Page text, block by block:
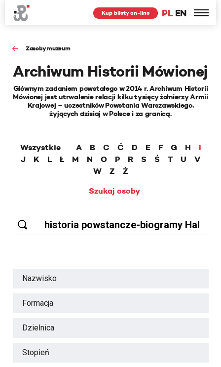
PL EN
Kup bilety on-line
Zasoby muzeum
Archiwum Historii Mówionej
Głównym zadaniem powstałego w 2014 r. Archiwum Historii
Mówionej jest utrwalenie relacji kilku tysięcy żołnierzy Armii
Krajowej – uczestników Powstania Warszawskiego,
żyjących dzisiaj w Polsce i za granicą.
Wszystkie A B C Ć D E F G H
I
J
K L Ł M N O P R S Ś T U
V
W
Z
Ż
Szukaj osoby
Nazwisko
Formacja
Dzielnica
Stopień